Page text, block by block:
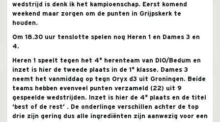
wedstrijd is denk ik het kampioenschap. Eerst komend
weekend maar zorgen om de punten in Grijpskerk te
houden.
Om 18.30 uur tenslotte spelen nog Heren 1 en Dames 3 en
4.
Heren 1 speelt tegen het 4 e herenteam van DIO/Bedum en
inzet is hier de tweede plaats in de 1 e klasse. Dames 3
neemt het vanmiddag op tegn Oryx d3 uit Groningen. Beide
teams hebben evenveel punten verzameld (22) uit 9
gespeelde wedstrijden. Inzet is hier de 4 e plaats en de titel
‘best of de rest’ . De onderlinge verschillen achter de top
drie zijn gering dus alle ingrediënten zijn aanwezig voor een